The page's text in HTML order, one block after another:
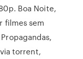
Boa Noite,
filmes sem
torrent,